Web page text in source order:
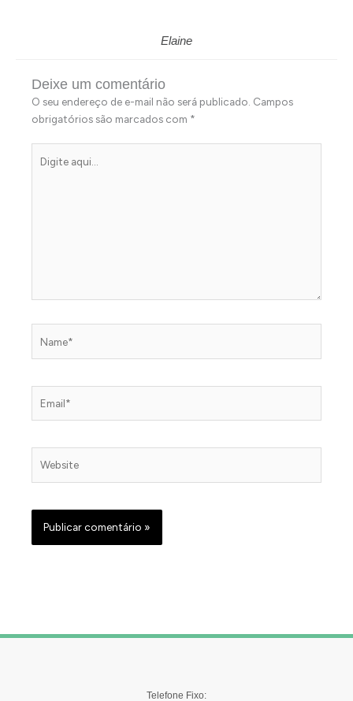
Elaine
Deixe um comentário
O seu endereço de e-mail não será publicado. Campos
obrigatórios são marcados com *
aqui...
Telefone Fixo: